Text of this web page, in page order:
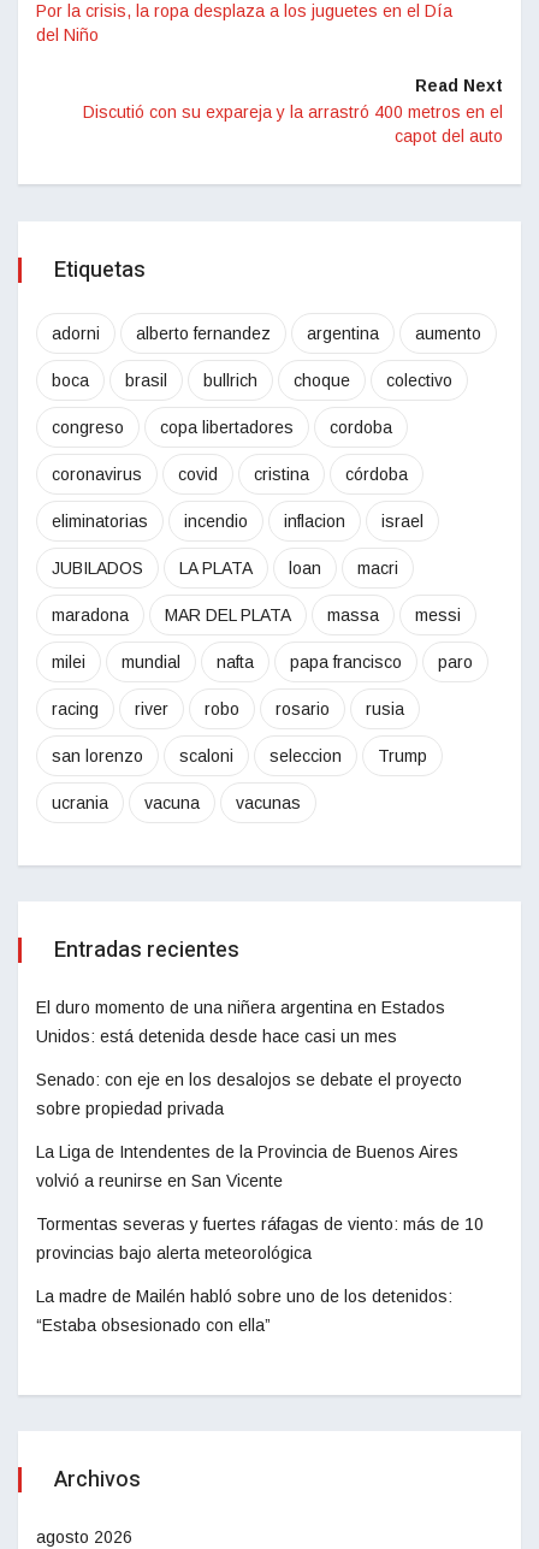
Por la crisis, la ropa desplaza a los juguetes en el Día
del Niño
Read Next
Discutió con su expareja y la arrastró 400 metros en el
capot del auto
Etiquetas
adorni alberto fernandez argentina aumento
boca brasil bullrich choque colectivo
congreso copa libertadores cordoba
coronavirus covid cristina córdoba
eliminatorias incendio inflacion israel
JUBILADOS LA PLATA loan macri
maradona MAR DEL PLATA massa messi
milei mundial nafta papa francisco paro
racing river robo rosario rusia
san lorenzo scaloni seleccion Trump
ucrania vacuna vacunas
Entradas recientes
El duro momento de una niñera argentina en Estados
Unidos: está detenida desde hace casi un mes
Senado: con eje en los desalojos se debate el proyecto
sobre propiedad privada
La Liga de Intendentes de la Provincia de Buenos Aires
volvió a reunirse en San Vicente
Tormentas severas y fuertes ráfagas de viento: más de 10
provincias bajo alerta meteorológica
La madre de Mailén habló sobre uno de los detenidos:
“Estaba obsesionado con ella”
Archivos
agosto 2026